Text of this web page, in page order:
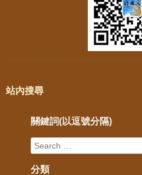
站內搜尋
關鍵詞(以逗號分隔)
分類